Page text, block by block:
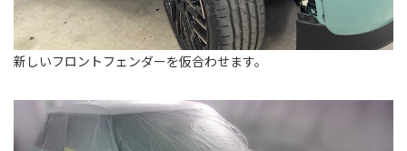
新しいフロントフェンダーを仮合わせます。